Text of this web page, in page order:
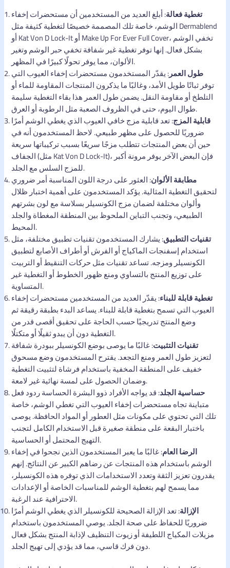
تغطية فعالة: أبلغ العديد من المستخدمين أن مستحضرات إخفاء
الوشم، خاصة تلك المصممة خصيصًا لتغطية كثيفة مثل Dermablend
أو Kat Von D Lock-It أو Make Up For Ever Full Cover، تخفي الوشم
بشكل فعال. إنها توفر تغطية غير شفافة تخفي حبر الوشم وتغير
الألوان، مما يوفر تحولًا كبيرًا في المظهر.
طول العمر: يقدّر المستخدمون مستحضرات إخفاء العيوب التي
توفر ثباتًا طويل الأمد، وغالبًا ما يذكرون المنتجات المقاومة للماء أو
التلطخ أو مقاومة النقل. يضمن طول العمر هذا بقاء التغطية سليمة
طوال اليوم، حتى في الظروف الصعبة مثل الرطوبة أو العرق.
قابلية المزج: تعد قابلية مزج خافي العيوب الذي يغطي الوشم أمرًا
ضروريًا للحصول على مظهر طبيعي. لاحظ المستخدمون أنه في
حين أن بعض المنتجات تتطلب مزجًا سريعًا بسبب تركيباتها سريعة
الجفاف (مثل Kat Von D Lock-It)، فإن البعض الآخر يوفر مرونة أكبر
للمزج السلس مع الجلد.
مطابقة الألوان: العثور على درجة اللون المناسبة أمر ضروري
لتحقيق التغطية المثالية. يؤكد المستخدمون على أهمية اختبار ظلال
وألوان مختلفة لضمان مزج الكونسيلر بسلاسة مع لون بشرتهم
الطبيعي، وتجنب التباين الملحوظ بين المنطقة المغطاة والجلد
المحيط.
تقنيات التطبيق: يشارك المستخدمون تقنيات تطبيق مختلفة، مثل
استخدام إسفنجات الماكياج أو الفرش أو أطراف الأصابع لتطبيق
الكونسيلر ومزجه. تساعد تقنيات مثل حركات التنقيط أو التربيت
على توزيع المنتج بالتساوي ومنع ظهور الخطوط أو التغطية غير
المتساوية.
تغطية قابلة للبناء: يقدّر العديد من المستخدمين مستحضرات إخفاء
العيوب التي تسمح بتغطية قابلة للبناء. يساعد البدء بطبقة رقيقة ثم
وضع المنتج تدريجيًا حسب الحاجة على تحقيق أقصى قدر من
التغطية دون أن يبدو ثقيلًا أو متكتلًا.
تقنيات التثبيت: غالبًا ما يوصى بوضع الكونسيلر ببودرة شفافة
لتعزيز طول العمر ومنع التجعد. يقترح المستخدمون وضع مسحوق
خفيف على المنطقة المخفية باستخدام فرشاة لتثبيت التغطية
وضمان الحصول على لمسة نهائية غير لامعة.
حساسية الجلد: قد يواجه الأفراد ذوو البشرة الحساسة ردود فعل
متباينة تجاه مستحضرات إخفاء العيوب التي تغطي الوشم، خاصة
تلك التي تحتوي على مكونات مثل العطور أو المواد الحافظة. يوصى
باختبار البقعة على منطقة صغيرة قبل الاستخدام الكامل لتجنب
التهيج المحتمل أو الحساسية.
الرضا العام: غالبًا ما يعبر المستخدمون الذين نجحوا في إخفاء
الوشم باستخدام هذه المنتجات عن رضاهم الكبير عن النتائج. إنهم
يقدرون تعزيز الثقة وتعدد الاستخدامات الذي توفره هذه الكونسيلر،
مما يسمح لهم بتغطية الوشم للمناسبات الخاصة أو الإعدادات
الاحترافية عند الرغبة.
الإزالة: تعد الإزالة الصحيحة للكونسيلر الذي يغطي الوشم أمرًا
ضروريًا للحفاظ على صحة الجلد. يوصي المستخدمون باستخدام
مزيلات المكياج اللطيفة أو زيوت التنظيف لإذابة المنتج بشكل فعال
دون فرك قاسي، مما قد يؤدي إلى تهيج الجلد.